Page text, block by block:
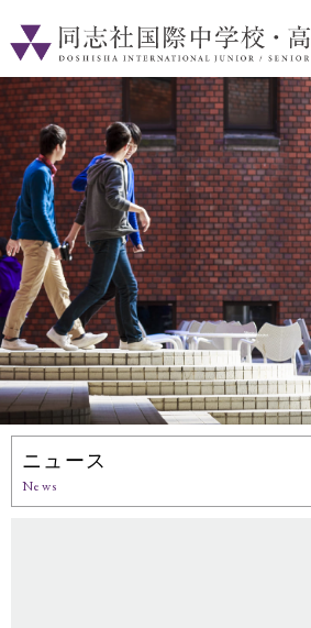
ニュース
News